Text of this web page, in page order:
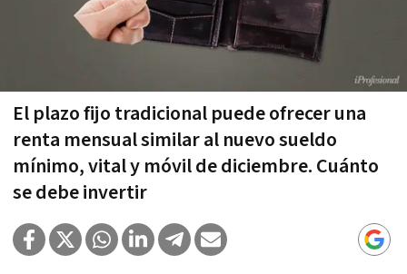
El plazo fijo tradicional puede ofrecer una
renta mensual similar al nuevo sueldo
mínimo, vital y móvil de diciembre. Cuánto
se debe invertir